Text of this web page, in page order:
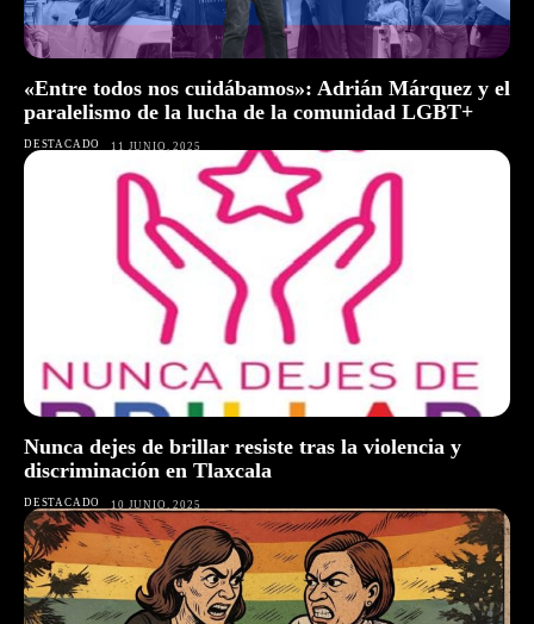
«Entre todos nos cuidábamos»: Adrián Márquez y el
paralelismo de la lucha de la comunidad LGBT+
DESTACADO 11 JUNIO, 2025
Nunca dejes de brillar resiste tras la violencia y
discriminación en Tlaxcala
DESTACADO 10 JUNIO, 2025